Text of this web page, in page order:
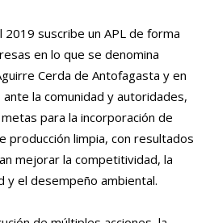
2019 suscribe un APL de forma
en lo que se denomina
Cerda de Antofagasta y en
la comunidad y autoridades,
para la incorporación de
producción limpia, con resultados
mejorar la competitividad, la
y el desempeño ambiental.